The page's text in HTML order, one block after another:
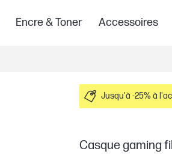
Encre & Toner Accessoires
Jusqu'à -25% à
Casque gaming